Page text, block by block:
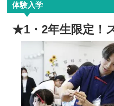
体験入学
★1・2年生限定！